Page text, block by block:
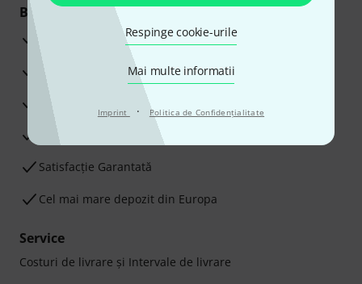
Respinge cookie-urile
Mai multe informatii
Imprint · Politica de Confidenţialitate
Beneficiile tale
3 Ani Garanție Thomann
Garanţia returnării banilor în 30 de zile
Sfaturi de la experții noștri
Satisfacție Garantată
Cel mai mare depozit din Europa
Service
Costuri de livrare şi Intervale de livrare